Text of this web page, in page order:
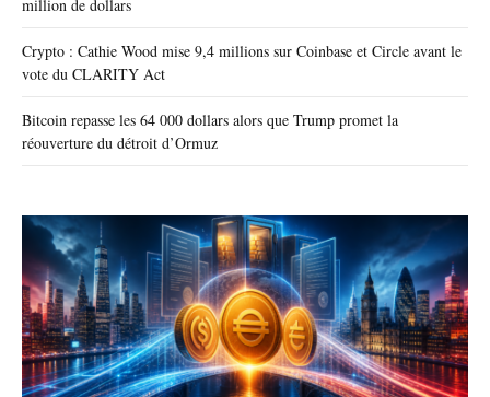
million de dollars
Crypto : Cathie Wood mise 9,4 millions sur Coinbase et Circle avant le
vote du CLARITY Act
Bitcoin repasse les 64 000 dollars alors que Trump promet la
réouverture du détroit d’Ormuz